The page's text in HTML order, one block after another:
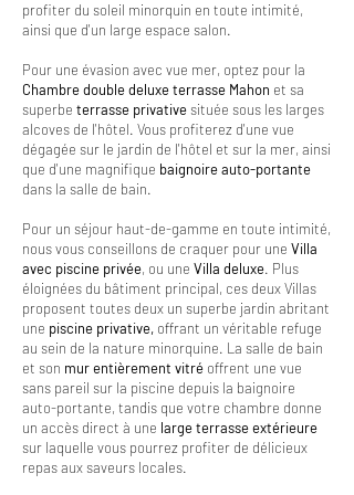
profiter du soleil minorquin en toute intimité,
ainsi que d'un large espace salon.
Pour une évasion avec vue mer, optez pour la
Chambre double deluxe terrasse Mahon et sa
superbe terrasse privativesituée sous les larges
alcoves de l'hôtel. Vous profiterez d'une vue
dégagée sur le jardin de l'hôtel et sur la mer, ainsi
que d'une magnifique baignoire auto-portante
dans la salle de bain.
Pour un séjour haut-de-gamme en toute intimité,
nous vous conseillons de craquer pour une Villa
avec piscine privée, ou une Villa deluxe. Plus
éloignées du bâtiment principal, ces deux Villas
proposent toutes deux un superbe jardin abritant
une piscine privative, offrant un véritable refuge
au sein de la nature minorquine. La salle de bain
et son mur entièrement vitré offrent une vue
sans pareil sur la piscine depuis la baignoire
auto-portante, tandis que votre chambre donne
un accès direct à une large terrasse extérieure
sur laquelle vous pourrez profiter de délicieux
repas aux saveurs locales.